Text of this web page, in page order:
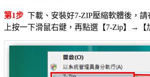
第1步 下載、安裝好7-ZIP壓縮軟體後，
上按一下滑鼠右鍵，再點選【7-Zip】→【